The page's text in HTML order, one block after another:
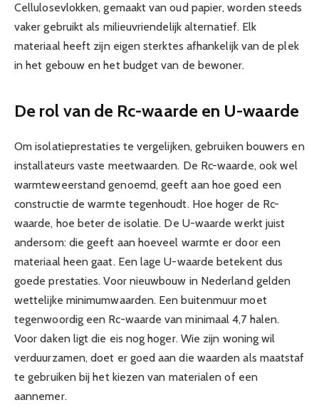
Cellulosevlokken, gemaakt van oud papier, worden steeds
vaker gebruikt als milieuvriendelijk alternatief. Elk
materiaal heeft zijn eigen sterktes afhankelijk van de plek
in het gebouw en het budget van de bewoner.
De rol van de Rc-waarde en U-waarde
Om isolatieprestaties te vergelijken, gebruiken bouwers en
installateurs vaste meetwaarden. De Rc-waarde, ook wel
warmteweerstand genoemd, geeft aan hoe goed een
constructie de warmte tegenhoudt. Hoe hoger de Rc-
waarde, hoe beter de isolatie. De U-waarde werkt juist
andersom: die geeft aan hoeveel warmte er door een
materiaal heen gaat. Een lage U-waarde betekent dus
goede prestaties. Voor nieuwbouw in Nederland gelden
wettelijke minimumwaarden. Een buitenmuur moet
tegenwoordig een Rc-waarde van minimaal 4,7 halen.
Voor daken ligt die eis nog hoger. Wie zijn woning wil
verduurzamen, doet er goed aan die waarden als maatstaf
te gebruiken bij het kiezen van materialen of een
aannemer.